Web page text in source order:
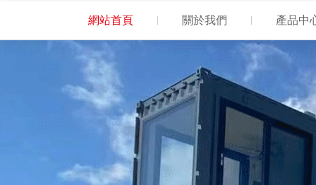
網站首頁 關於我們 產品中